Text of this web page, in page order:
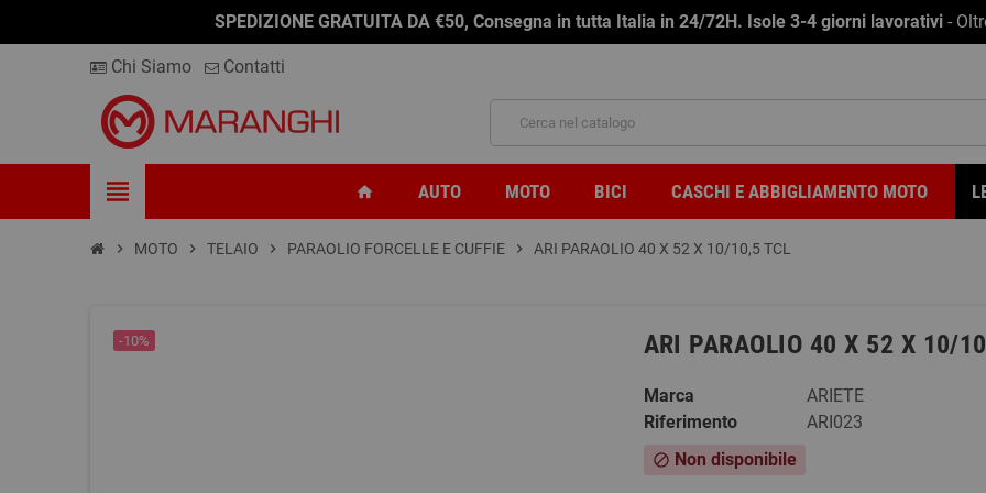
SPEDIZIONE GRATUITA DA €50, Consegna in tutta Italia in 24/72H. Isole 3-4 giorni lavorativi -
Chi Siamo Contatti
view_headline home AUTO MOTO BICI CASCHI E ABBIGLIAMENTO MOTO
chevron_right MOTO chevron_right TELAIO chevron_right PARAOLIO FORCELLE E CUFFIE chevron_right ARI PARAOLIO 40 X 52 X 10/10,5 TCL
-10% ARI PARAOLIO 40 X 52 X 10/
Marca
ARIETE
Riferimento
ARI023
block Non disponibile